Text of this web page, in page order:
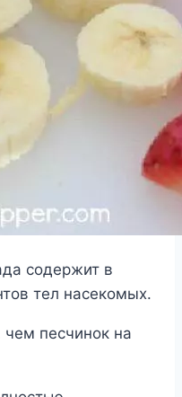
содержит в
тел насекомых.
песчинок на